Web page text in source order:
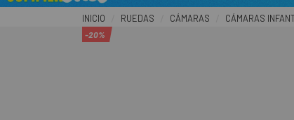
INICIO RUEDAS CÁMARAS CÁMARAS
-20%